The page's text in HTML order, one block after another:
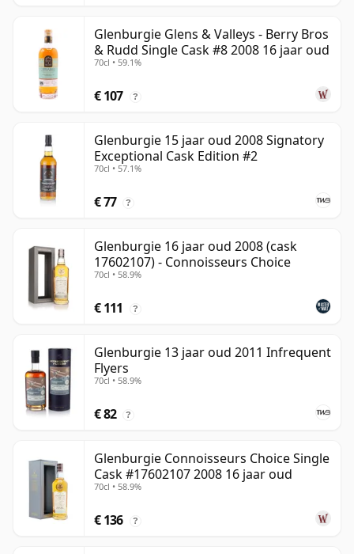
Glenburgie Glens & Valleys - Berry Bros
& Rudd Single Cask #8 2008 16 jaar oud
70cl • 59.1%
€ 107 ?
Glenburgie 15 jaar oud 2008 Signatory
Exceptional Cask Edition #2
70cl • 57.1%
€ 77 ?
Glenburgie 16 jaar oud 2008 (cask
17602107) - Connoisseurs Choice
70cl • 58.9%
€ 111 ?
Glenburgie 13 jaar oud 2011 Infrequent
Flyers
70cl • 58.9%
€ 82 ?
Glenburgie Connoisseurs Choice Single
Cask #17602107 2008 16 jaar oud
70cl • 58.9%
€ 136 ?